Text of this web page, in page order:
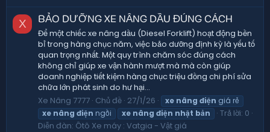
X BẢO DƯỠNG XE NÂNG DẦU ĐÚNG CÁCH
Để một chiếc xe nâng dầu (Diesel Forklift) hoạt động bền
bỉ trong hàng chục năm, việc bảo dưỡng định kỳ là yếu tố
quan trọng nhất. Một quy trình chăm sóc đúng cách
không chỉ giúp xe vận hành mượt mà mà còn giúp
doanh nghiệp tiết kiệm hàng chục triệu đồng chi phí sửa
chữa lớn phát sinh do hư hại...
Xe Nâng 7777 Chủ đề 27/1/26 xe nâng điện giá rẻ
xe nâng điện ngồi xe nâng điện nhật bản
Trả lời: 0
Diễn đàn: Ôtô Xe máy : Vatgia - Vật giá